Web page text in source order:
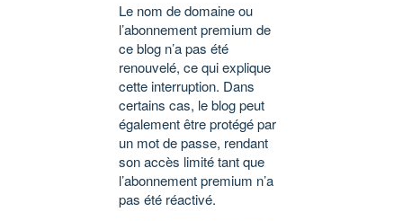
Le nom de domaine ou
l’abonnement premium de
ce blog n’a pas été
renouvelé, ce qui explique
cette interruption. Dans
certains cas, le blog peut
également être protégé par
un mot de passe, rendant
son accès limité tant que
l’abonnement premium n’a
pas été réactivé.